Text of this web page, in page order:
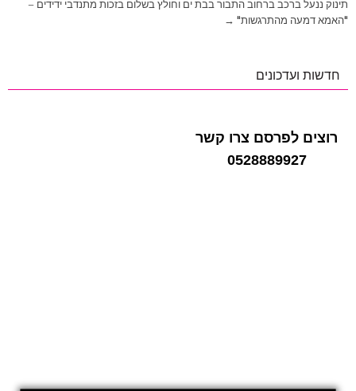
תינוק ננעל ברכב ברחוב התבור בבת ים וחולץ בשלום בזכות מתנדבי ידידים –
"האמא דמעה מהתרגשות" →
חדשות ועדכונים
רוצים לפרסם צרו קשר
0528889927